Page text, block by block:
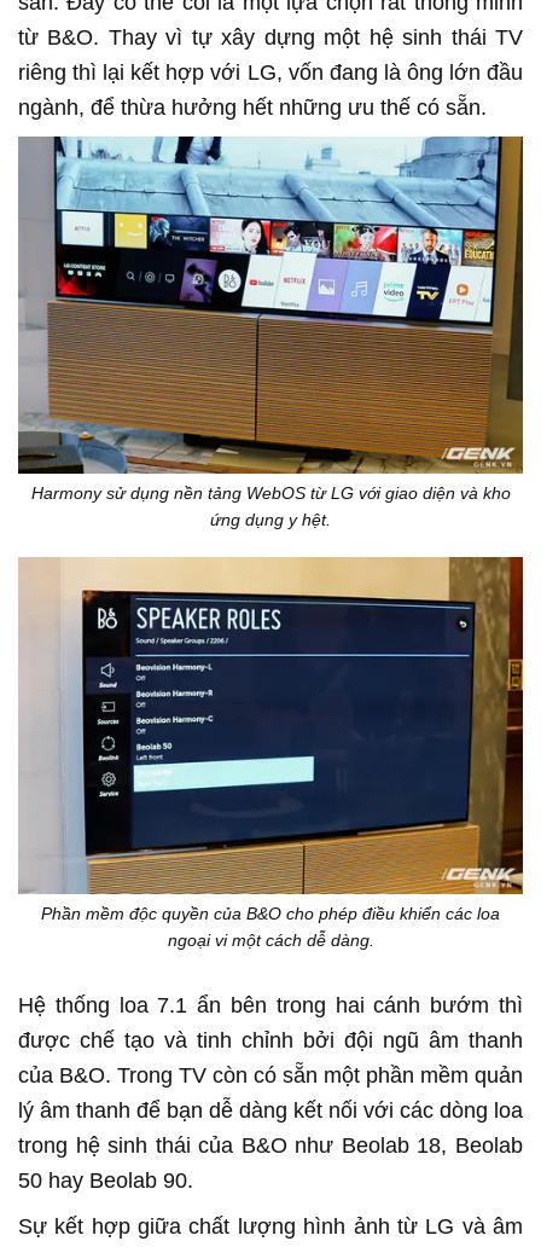
từ B&O. Thay vì tự xây dựng một hệ sinh thái TV
riêng thì lại kết hợp với LG, vốn đang là ông lớn đầu
ngành, để thừa hưởng hết những ưu thế có sẵn.
Harmony sử dụng nền tảng WebOS từ LG với giao diện và kho
ứng dụng y hệt.
Phần mềm độc quyền của B&O cho phép điều khiển các loa
ngoại vi một cách dễ dàng.
Hệ thống loa 7.1 ẩn bên trong hai cánh bướm thì
được chế tạo và tinh chỉnh bởi đội ngũ âm thanh
của B&O. Trong TV còn có sẵn một phần mềm quản
lý âm thanh để bạn dễ dàng kết nối với các dòng loa
trong hệ sinh thái của B&O như Beolab 18, Beolab
50 hay Beolab 90.
Sự kết hợp giữa chất lượng hình ảnh từ LG và âm